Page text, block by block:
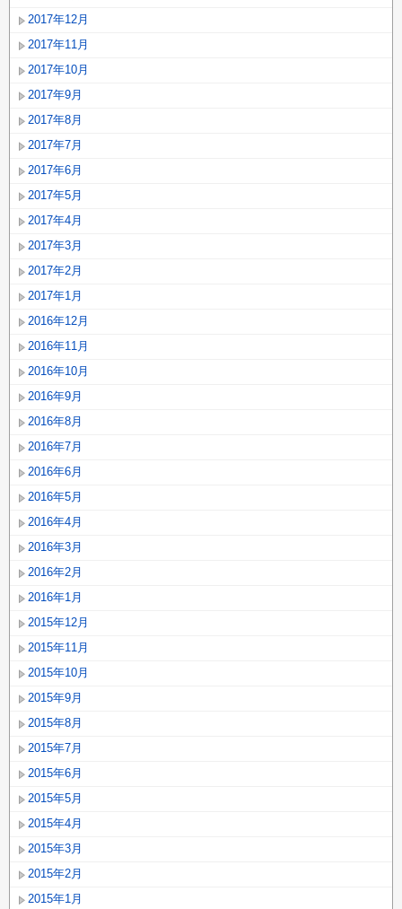
2017年12月
2017年11月
2017年10月
2017年9月
2017年8月
2017年7月
2017年6月
2017年5月
2017年4月
2017年3月
2017年2月
2017年1月
2016年12月
2016年11月
2016年10月
2016年9月
2016年8月
2016年7月
2016年6月
2016年5月
2016年4月
2016年3月
2016年2月
2016年1月
2015年12月
2015年11月
2015年10月
2015年9月
2015年8月
2015年7月
2015年6月
2015年5月
2015年4月
2015年3月
2015年2月
2015年1月